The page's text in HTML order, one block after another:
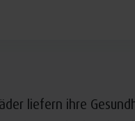
liefern ihre